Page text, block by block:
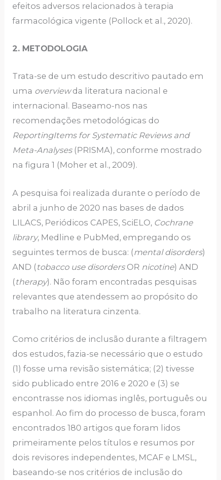
efeitos adversos relacionados à terapia
farmacológica vigente (Pollock et al., 2020).
2. METODOLOGIA
Trata-se de um estudo descritivo pautado em
uma overviewda literatura nacional e
internacional. Baseamo-nos nas
recomendações metodológicas do
ReportingItems for Systematic Reviews and
Meta-Analyses(PRISMA), conforme mostrado
na figura 1 (Moher et al., 2009).
A pesquisa foi realizada durante o período de
abril a junho de 2020 nas bases de dados
LILACS, Periódicos CAPES, SciELO, Cochrane
library, Medline e PubMed, empregando os
seguintes termos de busca: (mental disorders)
AND (tobacco use disordersOR nicotine) AND
(therapy). Não foram encontradas pesquisas
relevantes que atendessem ao propósito do
trabalho na literatura cinzenta.
Como critérios de inclusão durante a filtragem
dos estudos, fazia-se necessário que o estudo
(1) fosse uma revisão sistemática; (2) tivesse
sido publicado entre 2016 e 2020 e (3) se
encontrasse nos idiomas inglês, português ou
espanhol. Ao fim do processo de busca, foram
encontrados 180 artigos que foram lidos
primeiramente pelos títulos e resumos por
dois revisores independentes, MCAF e LMSL,
baseando-se nos critérios de inclusão do